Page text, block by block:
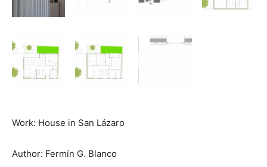
Work: House in San Lázaro
Author: Fermín G. Blanco